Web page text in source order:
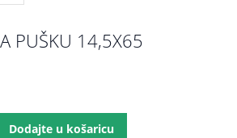
PUŠKU 14,5X65
Dodajte u košaricu